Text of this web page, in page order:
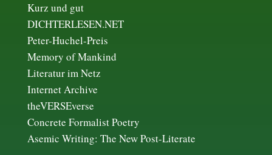
Kurz und gut
DICHTERLESEN.NET
Peter-Huchel-Preis
Memory of Mankind
Literatur im Netz
Internet Archive
theVERSEverse
Concrete Formalist Poetry
Asemic Writing: The New Post-Literate